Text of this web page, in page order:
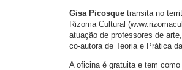
Gisa Picosque transita no
Rizoma Cultural
atuação de professores de
co-autora de Teoria e Prática
A oficina é gratuita e tem